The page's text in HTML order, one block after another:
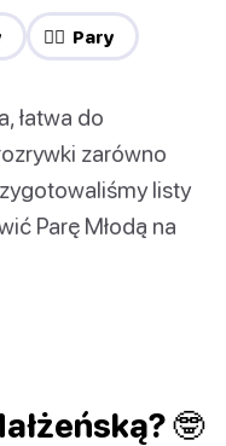
❤️‍🔥 Pary
łatwa do
zarówno
listy
Parę Młodą na
🤓